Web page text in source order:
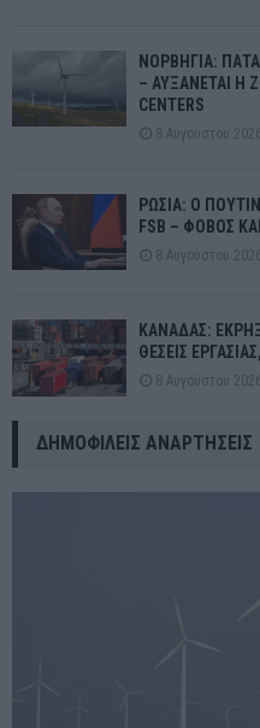
ΝΟΡΒΗΓΙΑ:
– ΑΥΞΑΝΕΤΑΙ Η
CENTERS
8 Αυγούστου 2026
ΡΩΣΙΑ: Ο
FSB – ΦΟΒΟΣ
8 Αυγούστου 2026
ΚΑΝΑΔΑΣ:
ΘΕΣΕΙΣ
8 Αυγούστου 2026
ΔΗΜΟΦΙΛΕΊΣ ΑΝΑΡΤΉΣΕΙΣ